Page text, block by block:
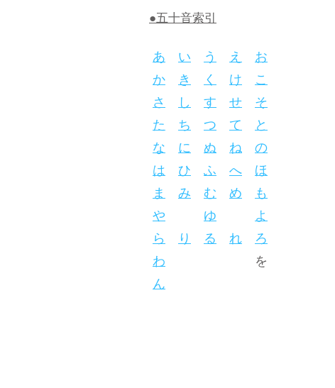
●五十音索引
あ い う え お
か き く け こ
さ し す せ そ
た ち つ て と
な に ぬ ね の
は ひ ふ へ ほ
ま み む め も
や
ゆ
よ
ら り る れ ろ
わ を
ん